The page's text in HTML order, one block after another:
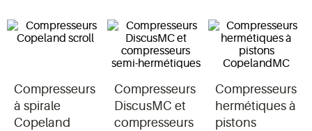
Compresseurs
à spirale
Copeland
Compresseurs
DiscusMC et
compresseurs
Compresseurs
hermétiques à
pistons